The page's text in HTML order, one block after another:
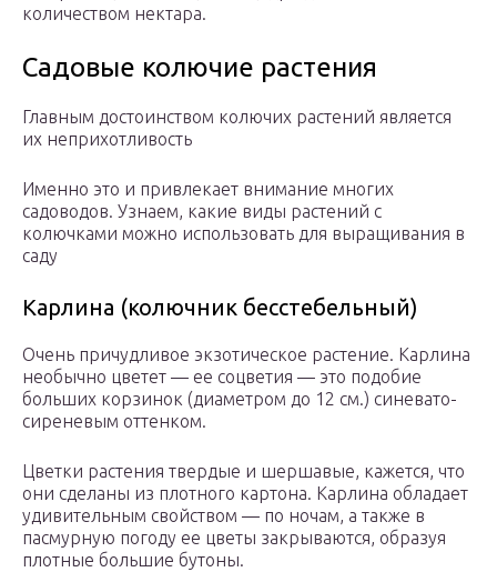
количеством нектара.
Садовые колючие растения
Главным достоинством колючих растений является
их неприхотливость
Именно это и привлекает внимание многих
садоводов. Узнаем, какие виды растений с
колючками можно использовать для выращивания в
саду
Карлина (колючник бесстебельный)
Очень причудливое экзотическое растение. Карлина
необычно цветет — ее соцветия — это подобие
больших корзинок (диаметром до 12 см.) синевато-
сиреневым оттенком.
Цветки растения твердые и шершавые, кажется, что
они сделаны из плотного картона. Карлина обладает
удивительным свойством — по ночам, а также в
пасмурную погоду ее цветы закрываются, образуя
плотные большие бутоны.